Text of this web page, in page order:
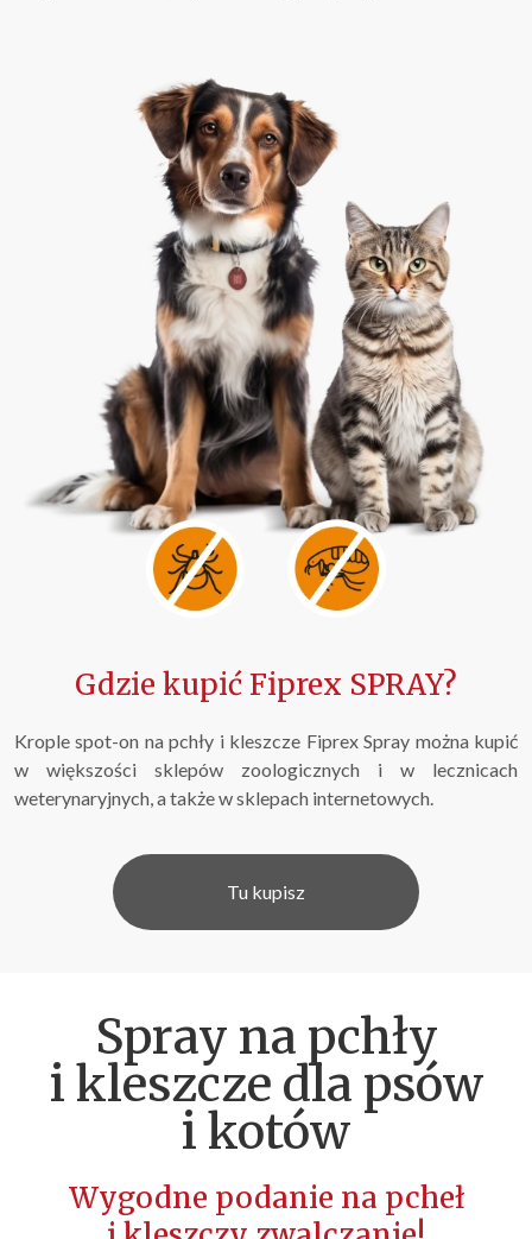
Gdzie kupić Fiprex SPRAY?
Krople spot-on na pchły i kleszcze FiprexSpray można kupić
w większości sklepów zoologicznych i w lecznicach
weterynaryjnych, a także w sklepach internetowych.
Tu kupisz
Spray na pchły
i kleszcze dla psów
i kotów
Wygodne podanie na pcheł